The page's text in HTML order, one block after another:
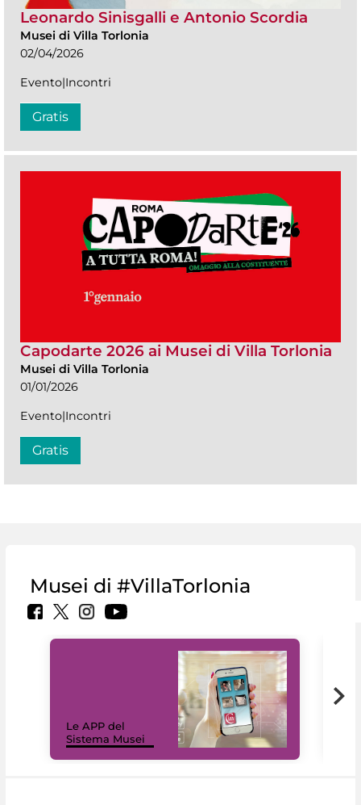
Leonardo Sinisgalli e Antonio Scordia
Musei di Villa Torlonia
02/04/2026
Evento|Incontri
Gratis
Capodarte 2026 ai Musei di Villa Torlonia
Musei di Villa Torlonia
01/01/2026
Evento|Incontri
Gratis
Musei di #VillaTorlonia
Le APP del
Sistema Musei